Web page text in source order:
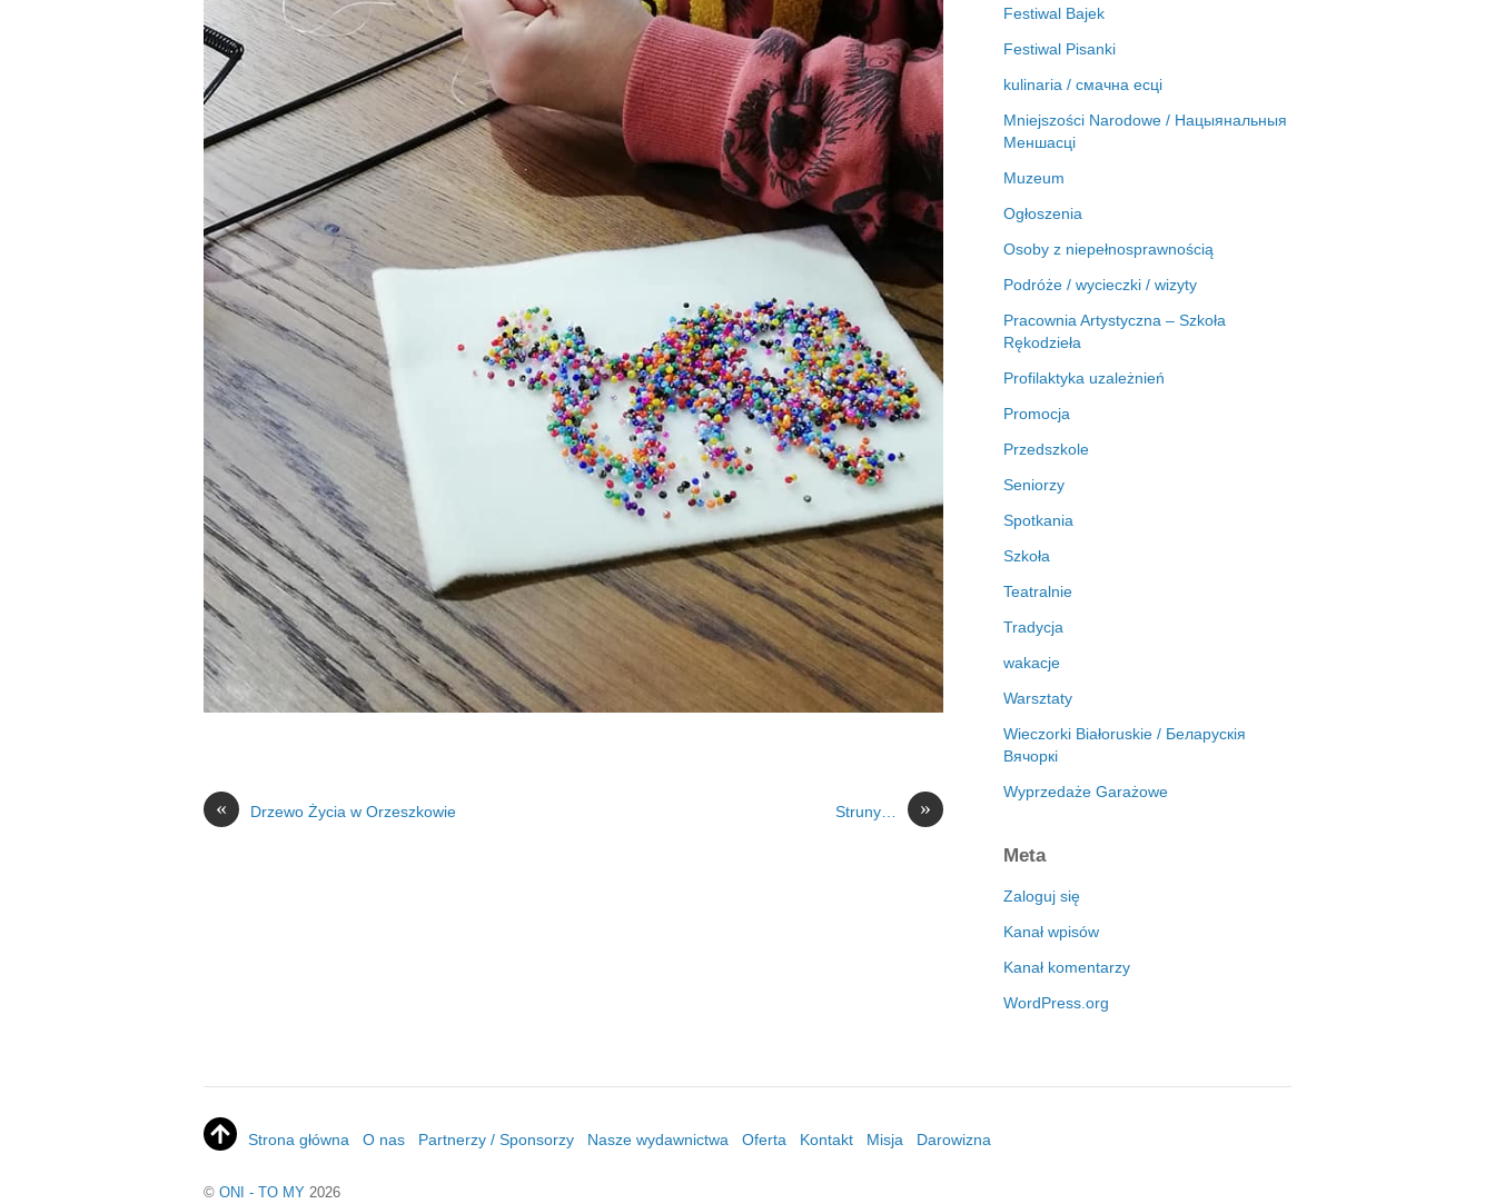
« Drzewo Życia w Orzeszkowie »
Struny…
Festiwal Bajek
Festiwal Pisanki
kulinaria / смачна есці
Mniejszości Narodowe / Нацыянальныя
Меншасці
Muzeum
Ogłoszenia
Osoby z niepełnosprawnością
Podróże / wycieczki / wizyty
Pracownia Artystyczna – Szkoła
Rękodzieła
Profilaktyka uzależnień
Promocja
Przedszkole
Seniorzy
Spotkania
Szkoła
Teatralnie
Tradycja
wakacje
Warsztaty
Wieczorki Białoruskie / Беларускія
Вячоркі
Wyprzedaże Garażowe
Meta
Zaloguj się
Kanał wpisów
Kanał komentarzy
WordPress.org
Strona główna O nas Partnerzy / Sponsorzy Nasze wydawnictwa Oferta Kontakt Misja Darowizna
© ONI - TO MY 2026